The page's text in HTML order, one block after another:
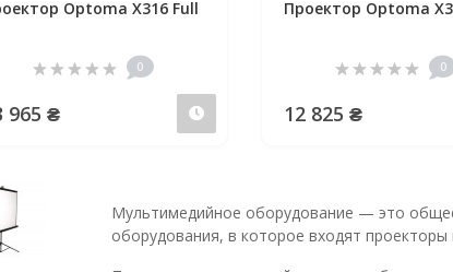
Optoma X316 Full
0
965 ₴ Предзаказ
Проектор Optoma
0
12 825 ₴
Мультимедийное оборудование — это
оборудования, в которое входят